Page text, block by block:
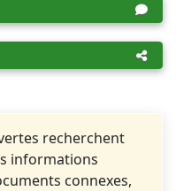
recherchent
informations
connexes,